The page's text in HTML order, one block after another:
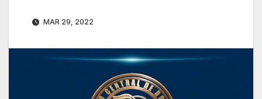
MAR 29, 2022